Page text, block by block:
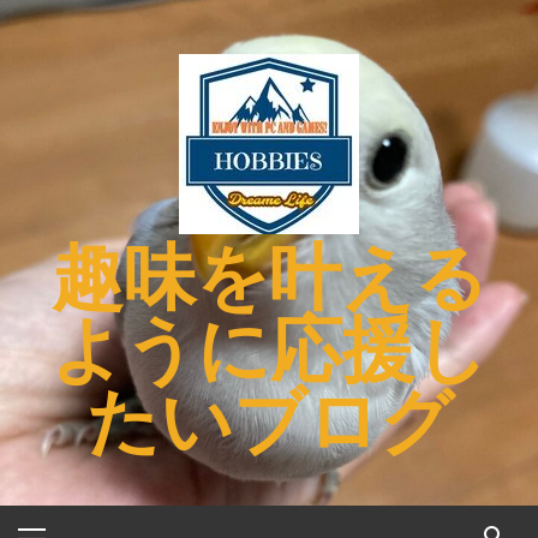
コ
プ
趣味を叶える
ように応援し
たいブログ